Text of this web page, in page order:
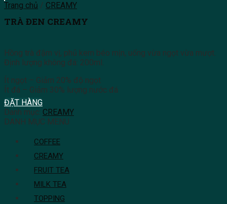
Trang chủ / CREAMY
TRÀ ĐEN CREAMY
Hồng trà đậm vị, phủ kem béo mịn, uống vừa ngọt vừa mượt.
Định lượng không đá: 200ml.
Ít ngọt – Giảm 20% độ ngọt
Ít đá – Giảm 30% lượng nước đá
ĐẶT HÀNG
Danh mục: CREAMY
DANH MỤC MENU
COFFEE
CREAMY
FRUIT TEA
MILK TEA
TOPPING